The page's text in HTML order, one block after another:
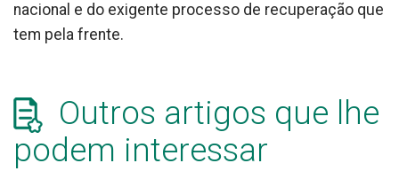
nacional e do exigente processo de recuperação que
tem pela frente.
Outros artigos que lhe
podem interessar